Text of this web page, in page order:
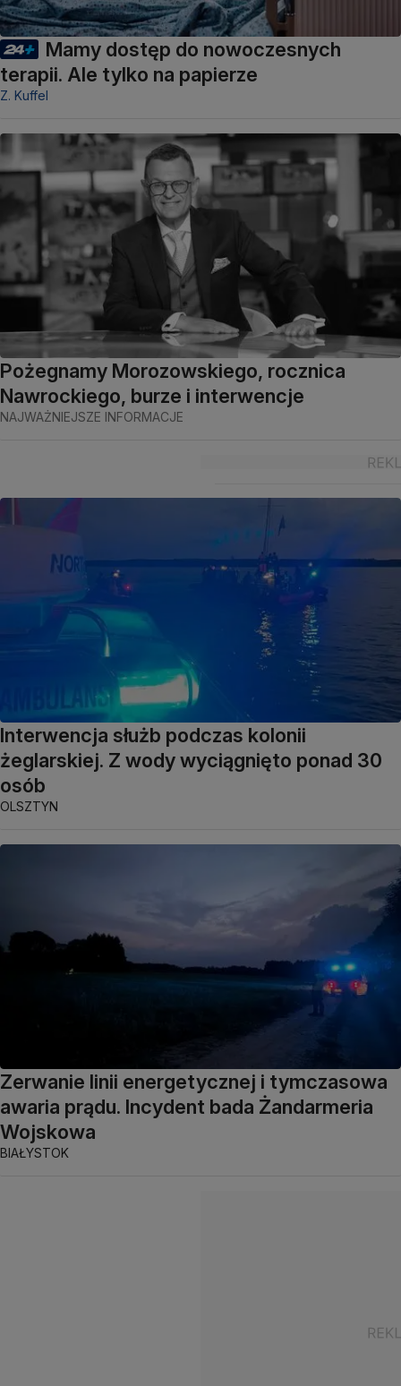
Mamy dostęp do nowoczesnych
terapii. Ale tylko na papierze
Z. Kuffel
Pożegnamy Morozowskiego, rocznica
Nawrockiego, burze i interwencje
NAJWAŻNIEJSZE INFORMACJE
Interwencja służb podczas kolonii
żeglarskiej. Z wody wyciągnięto ponad 30
osób
OLSZTYN
Zerwanie linii energetycznej i tymczasowa
awaria prądu. Incydent bada Żandarmeria
Wojskowa
BIAŁYSTOK